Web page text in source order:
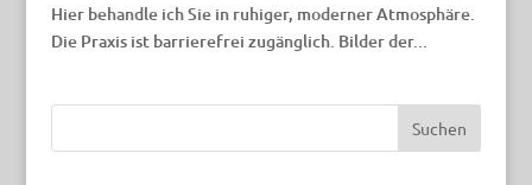
Hier behandle ich Sie in ruhiger, moderner Atmosphäre.
Die Praxis ist barrierefrei zugänglich. Bilder der...